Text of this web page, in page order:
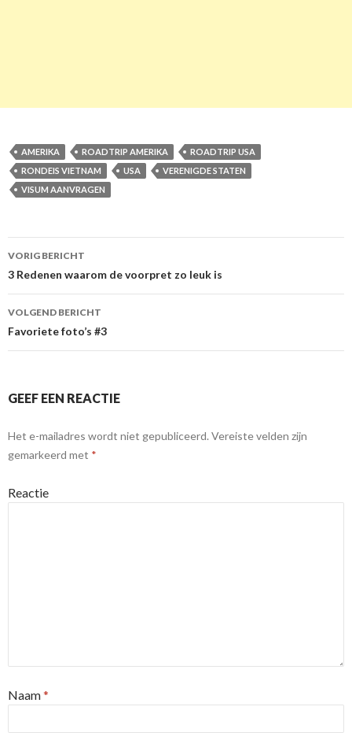
AMERIKA ROADTRIP AMERIKA
ROADTRIP USA
RONDEIS VIETNAM
USA
VERENIGDE STATEN
VISUM AANVRAGEN
Berichtnavigatie
VORIG BERICHT
3 Redenen waarom de voorpret zo leuk is
VOLGEND BERICHT
Favoriete foto’s #3
GEEF EEN REACTIE
Het e-mailadres wordt niet gepubliceerd. Vereiste velden zijn
gemarkeerd met *
Reactie
Naam*